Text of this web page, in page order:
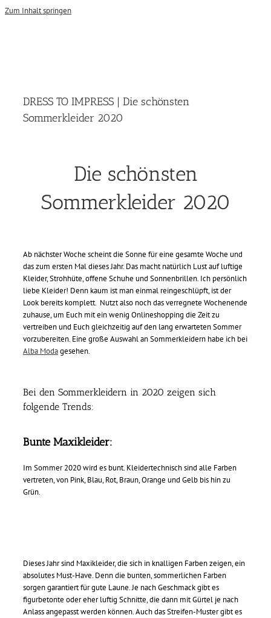
Zum Inhalt springen
DRESS TO IMPRESS | Die schönsten
Sommerkleider 2020
Die schönsten
Sommerkleider 2020
Ab nächster Woche scheint die Sonne für eine gesamte Woche und
das zum ersten Mal dieses Jahr. Das macht natürlich Lust auf luftige
Kleider, Strohhüte, offene Schuhe und Sonnenbrillen. Ich persönlich
liebe Kleider! Denn kaum ist man einmal reingeschlüpft, ist der
Look bereits komplett. Nutzt also noch das verregnete Wochenende
zuhause, um Euch mit ein wenig Onlineshopping die Zeit zu
vertreiben und Euch gleichzeitig auf den lang erwarteten Sommer
vorzubereiten. Eine große Auswahl an Sommerkleidern habe ich bei
Alba Modagesehen.
Bei den Sommerkleidern in 2020 zeigen sich
folgende Trends:
Bunte Maxikleider:
Im Sommer 2020 wird es bunt. Kleidertechnisch sind alle Farben
vertreten, von Pink, Blau, Rot, Braun, Orange und Gelb bis hin zu
Grün.
Dieses Jahr sind Maxikleider, die sich in knalligen Farben zeigen, ein
absolutes Must-Have. Denn die bunten, sommerlichen Farben
sorgen garantiert für gute Laune. Je nach Geschmack gibt es
figurbetonte oder eher luftig Schnitte, die dann mit Gürtel je nach
Anlass angepasst werden können. Auch das Streifen-Muster gibt es